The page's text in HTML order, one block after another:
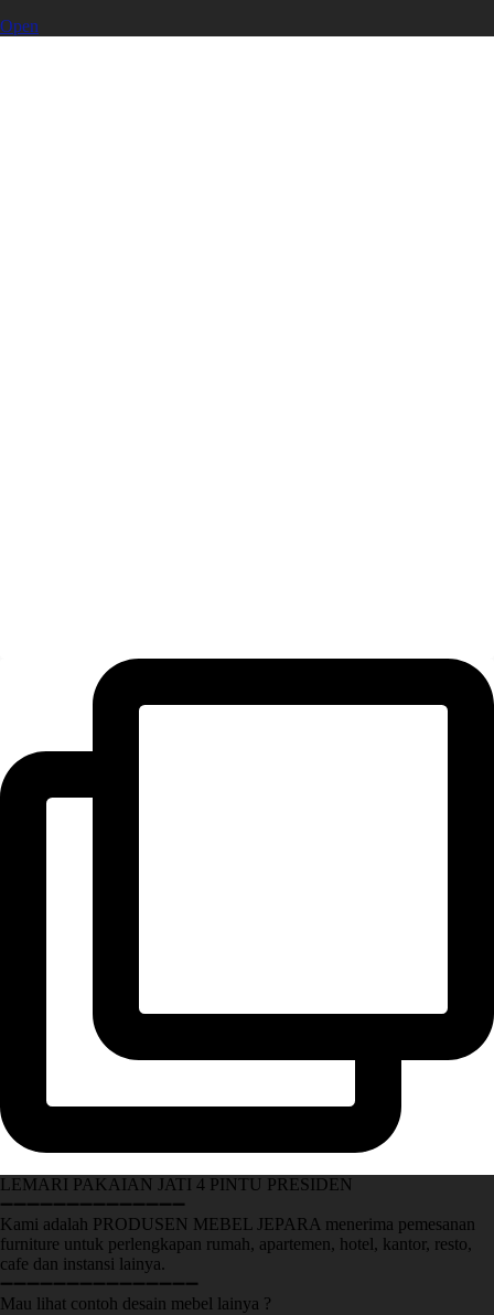
Open
LEMARI PAKAIAN JATI 4 PINTU PRESIDEN
➖➖➖➖➖➖➖➖➖➖➖➖➖➖
Kami adalah PRODUSEN MEBEL JEPARA menerima pemesanan
furniture untuk perlengkapan rumah, apartemen, hotel, kantor, resto,
cafe dan instansi lainya.
➖➖➖➖➖➖➖➖➖➖➖➖➖➖➖
Mau lihat contoh desain mebel lainya ?